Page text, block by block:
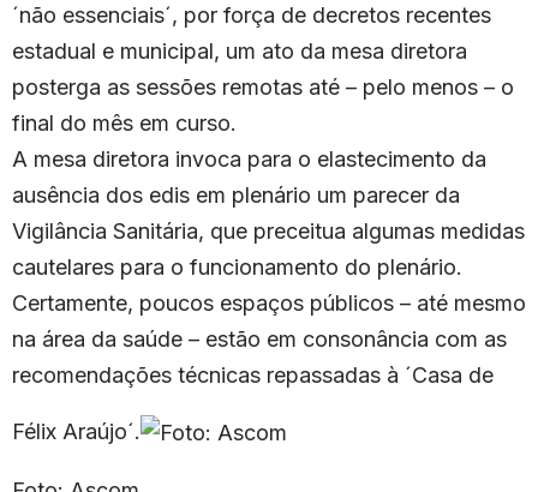
´não essenciais´, por força de decretos recentes
estadual e municipal, um ato da mesa diretora
posterga as sessões remotas até – pelo menos – o
final do mês em curso.
A mesa diretora invoca para o elastecimento da
ausência dos edis em plenário um parecer da
Vigilância Sanitária, que preceitua algumas medidas
cautelares para o funcionamento do plenário.
Certamente, poucos espaços públicos – até mesmo
na área da saúde – estão em consonância com as
recomendações técnicas repassadas à ´Casa de
Félix Araújo´.